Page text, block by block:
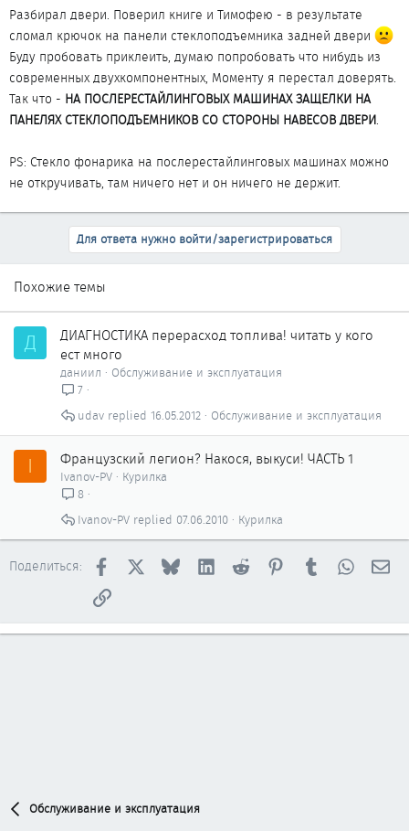
противоположной стороне, но по моему легче выковыривать с
боков.
Макс сказал(а):
2. панель управления стеклоподъемника (отверткой со
стороны навесов двери!!! там защелка)
Нажмите, чтобы раскрыть...
опять таки только на передних дверях.
3. стекло фонаря подсветки, с любой стороны ,там есть
выемка
типа ручка
Разбирал двери. Поверил книге и Тимофею - в результате
сломал крючок на панели стеклоподъемника задней двери
Буду пробовать приклеить, думаю попробовать что нибудь из
современных двухкомпонентных, Моменту я перестал доверять.
Так что - НА ПОСЛЕРЕСТАЙЛИНГОВЫХ МАШИНАХ ЗАЩЕЛКИ НА
ПАНЕЛЯХ СТЕКЛОПОДЪЕМНИКОВ СО СТОРОНЫ НАВЕСОВ ДВЕРИ.
PS: Стекло фонарика на послерестайлинговых машинах можно
не откручивать, там ничего нет и он ничего не держит.
Для ответа нужно войти/зарегистрироваться
Похожие темы
Д
ДИАГНОСТИКА перерасход топлива! читать у кого
ест много
даниил
Обслуживание и эксплуатация
7
Обслуживание и эксплуатация
16.05.2012
udav
I Французский легион? Накося, выкуси! ЧАСТЬ 1
Ivanov-PV
Курилка
8
Курилка
07.06.2010
Ivanov-PV
Поделиться: Facebook BlueskyLinkedInReddit PinterestTumblr
Ссылка
Обслуживание и эксплуатация